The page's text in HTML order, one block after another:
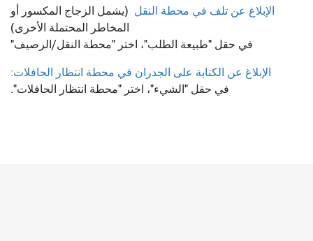
الإبلاغ عن تلف في محطة النقل (يشمل الزجاج المكسور أو
المخاطر المحتملة الأخرى)
في حقل "طبيعة الطلب"، اختر "محطة النقل/الرصيف"
الإبلاغ عن الكتابة على الجدران في محطة انتظار الحافلات:
في حقل "الشيء"، اختر "محطة انتظار الحافلات".